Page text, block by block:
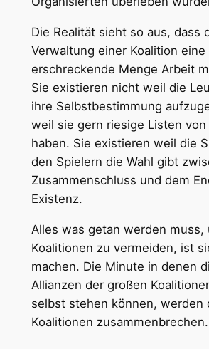
Die Realität sieht so aus, dass
Verwaltung einer Koalition eine
erschreckende Menge Arbeit
Sie existieren nicht weil die
ihre Selbstbestimmung
weil sie gern riesige Listen von
haben. Sie existieren weil die
den Spielern die Wahl gibt
Zusammenschluss und dem
Existenz.
Alles was getan werden muss,
Koalitionen zu vermeiden, ist
machen. Die Minute in denen
Allianzen der großen
selbst stehen können, werden
Koalitionen zusammenbrechen.